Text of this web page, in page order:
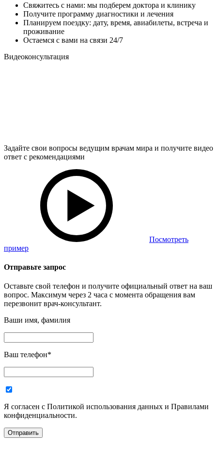
Свяжитесь с нами: мы подберем доктора и клинику
Получите программу диагностики и лечения
Планируем поездку: дату, время, авиабилеты, встреча и
проживание
Остаемся с вами на связи 24/7
Видеоконсультация
Задайте свои вопросы ведущим врачам мира и получите видео
ответ с рекомендациями
Посмотреть
пример
Отправьте запрос
Оставьте свой телефон и получите официальный ответ на ваш
вопрос. Максимум через 2 часа с момента обращения вам
перезвонит врач-консультант.
Ваши имя, фамилия
Ваш телефон*
Я согласен с Политикой использования данных и Правилами
конфиденциальности.